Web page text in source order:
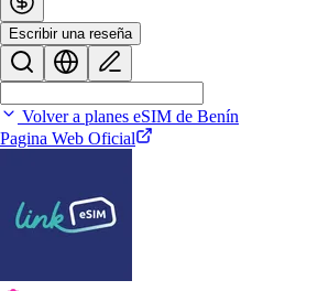
Escribir una reseña
Volver a planes eSIM de Benín
Pagina Web Oficial